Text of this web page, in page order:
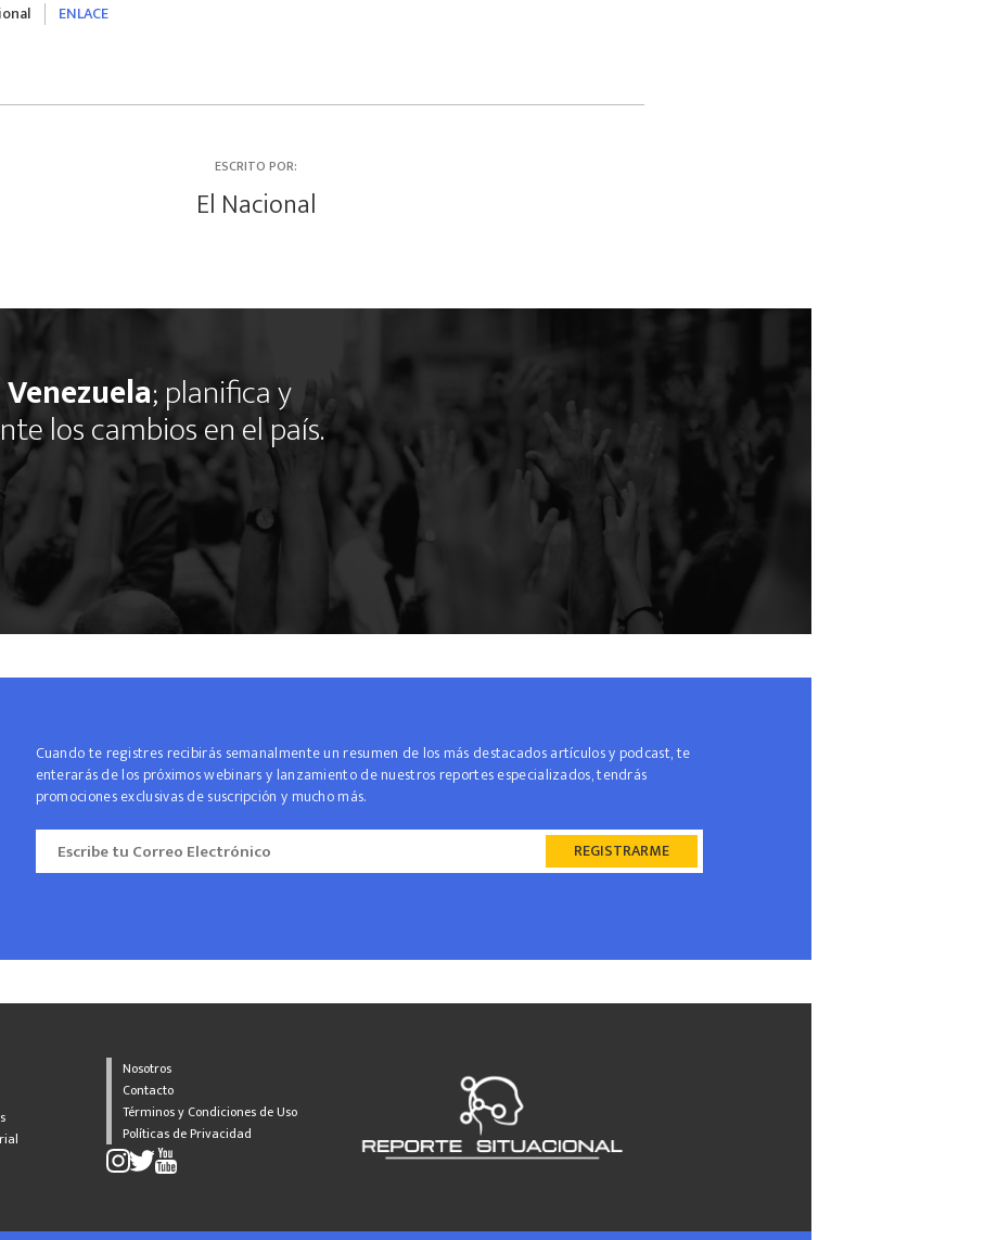
ENLACE
ESCRITO POR:
El Nacional
Venezuela; planifica y
los cambios en el país.
Cuando te registres recibirás semanalmente un resumen de los más destacados artículos y podcast, te
enterarás de los próximos webinars y lanzamiento de nuestros reportes especializados, tendrás
promociones exclusivas de suscripción y mucho más.
Nosotros
Contacto
Términos y Condiciones de Uso
Políticas de Privacidad